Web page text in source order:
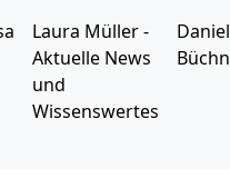
Laura Müller -
Aktuelle News
und
Wissenswertes